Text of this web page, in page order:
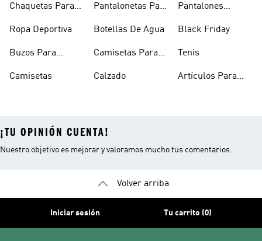
Chaquetas Para
Ropa Deportiva
Buzos Para
Camisetas
Pantalonetas Para
Botellas De Agua
Camisetas Para
Calzado
Pantalones
Black Friday
Tenis
Artículos Para
¡TU OPINIÓN CUENTA!
Nuestro objetivo es mejorar y valoramos mucho tus comentarios.
Volver arriba
Iniciar sesión Tu carrito (0)